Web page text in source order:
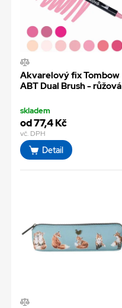
Akvarelový fix Tombow
ABT Dual Brush - růžová
skladem
od 77,4 Kč
vč. DPH
Detail